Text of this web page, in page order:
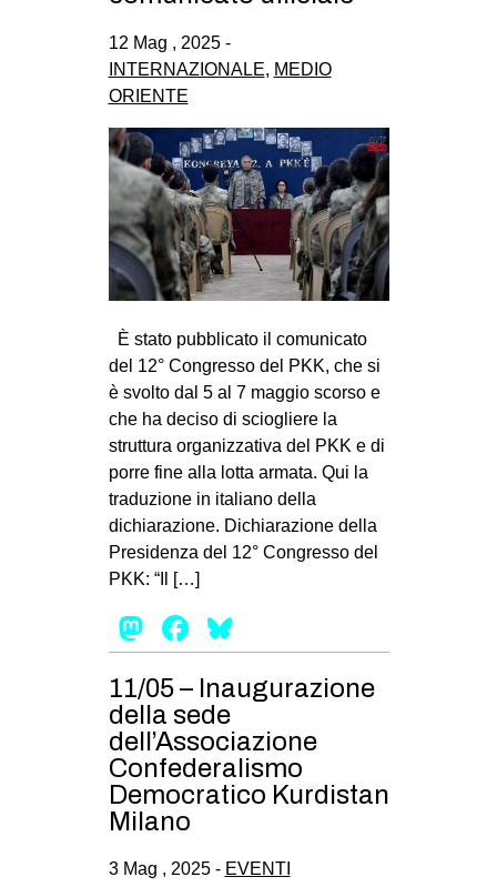
12 Mag , 2025 -
INTERNAZIONALE, MEDIO
ORIENTE
È stato pubblicato il comunicato
del 12° Congresso del PKK, che si
è svolto dal 5 al 7 maggio scorso e
che ha deciso di sciogliere la
struttura organizzativa del PKK e di
porre fine alla lotta armata. Qui la
traduzione in italiano della
dichiarazione. Dichiarazione della
Presidenza del 12° Congresso del
PKK: “Il […]
Mastodon
Facebook
11/05 – Inaugurazione
della sede
dell’Associazione
Confederalismo
Democratico Kurdistan
Milano
3 Mag , 2025 - EVENTI